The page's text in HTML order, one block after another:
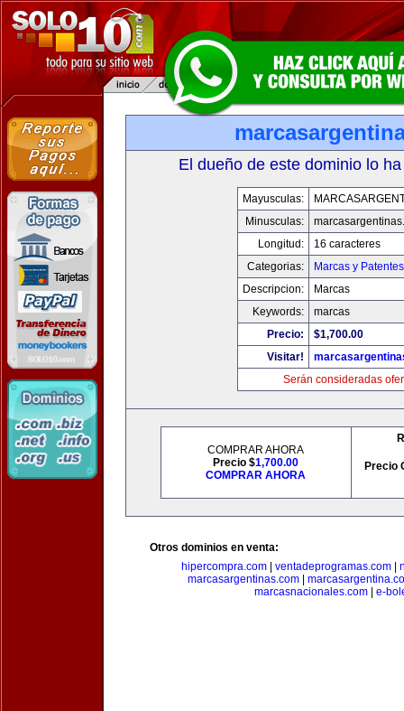
El dueño de este dominio lo
Mayusculas:
Minusculas:
Longitud:
16 caracteres
Categorias:
Marcas y Patentes
Descripcion:
Marcas
Keywords:
marcas
Precio:
$1,700.00
Visitar!
Serán consideradas
COMPRAR AHORA
Precio $1,700.00
COMPRAR AHORA
Precio
Otros dominios en venta:
hipercompra.com
ventadeprogramas.com
marcasargentinas.com
marcasnacionales.com| e-